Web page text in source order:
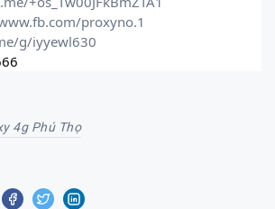
proxyno.1
g/iyyewl630
4g Phú Thọ